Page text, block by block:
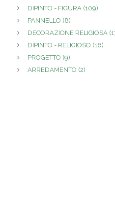
DIPINTO - FIGURA (109)
PANNELLO (8)
DECORAZIONE RELIGIOSA
DIPINTO - RELIGIOSO (16)
PROGETTO (9)
ARREDAMENTO (2)